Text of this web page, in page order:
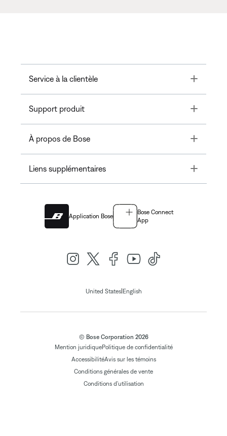
Service à la clientèle Toggle
Support produit Toggle
À propos de Bose Toggle
Liens supplémentaires Toggle
Application Bose
Bose Connect
App
United States| English
© Bose Corporation 2026
Mention juridiquePolitique de confidentialité
AccessibilitéAvis sur les témoins
Conditions générales de vente
Conditions d'utilisation